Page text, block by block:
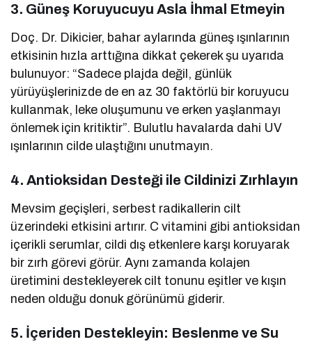
3. Güneş Koruyucuyu Asla İhmal Etmeyin
Doç. Dr. Dikicier, bahar aylarında güneş ışınlarının
etkisinin hızla arttığına dikkat çekerek şu uyarıda
bulunuyor: “Sadece plajda değil, günlük
yürüyüşlerinizde de en az 30 faktörlü bir koruyucu
kullanmak, leke oluşumunu ve erken yaşlanmayı
önlemek için kritiktir”. Bulutlu havalarda dahi UV
ışınlarının cilde ulaştığını unutmayın.
4. Antioksidan Desteği ile Cildinizi Zırhlayın
Mevsim geçişleri, serbest radikallerin cilt
üzerindeki etkisini artırır. C vitamini gibi antioksidan
içerikli serumlar, cildi dış etkenlere karşı koruyarak
bir zırh görevi görür. Aynı zamanda kolajen
üretimini destekleyerek cilt tonunu eşitler ve kışın
neden olduğu donuk görünümü giderir.
5. İçeriden Destekleyin: Beslenme ve Su